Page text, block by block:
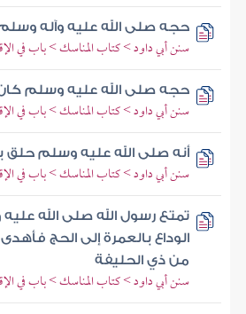
حجه صلى الله عليه وآله وسلم
سنن أبي داود > كتاب المناسك > باب في
حجه صلى الله عليه وسلم كان
سنن أبي داود > كتاب المناسك > باب في
أنه صلى الله عليه وسلم حلق
سنن أبي داود > كتاب المناسك > باب في
تمتع رسول الله صلى الله
الوداع بالعمرة إلى الحج
من ذي الحليفة
سنن أبي داود > كتاب المناسك > باب في